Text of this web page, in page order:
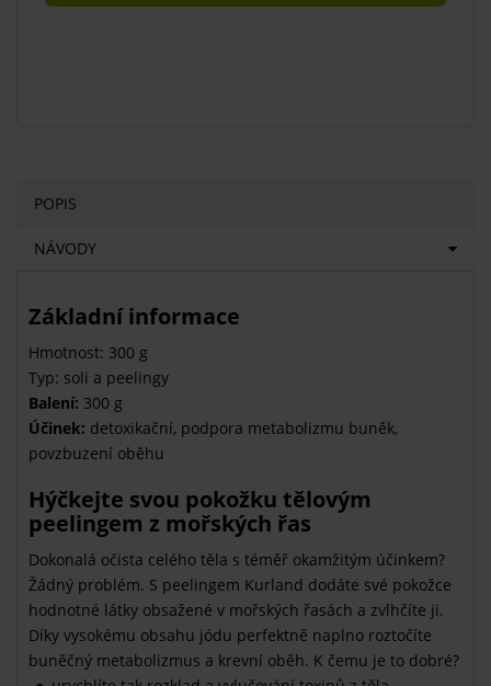
POPIS
NÁVODY
Základní informace
Hmotnost: 300 g
Typ: soli a peelingy
Balení: 300 g
Účinek: detoxikační, podpora metabolizmu buněk,
povzbuzení oběhu
Hýčkejte svou pokožku tělovým
peelingem z mořských řas
Dokonalá očista celého těla s téměř okamžitým účinkem?
Žádný problém. S peelingem Kurland dodáte své pokožce
hodnotné látky obsažené v mořských řasách a zvlhčíte ji.
Díky vysokému obsahu jódu perfektně naplno roztočíte
buněčný metabolizmus a krevní oběh. K čemu je to dobré?